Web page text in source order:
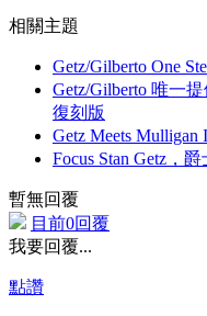
相關主題
Getz/Gilberto One
Getz/Gilberto 唯一
復刻版
Getz Meets
Focus Stan Getz，
暫無回覆
目前0回覆
我要回覆...
點讚